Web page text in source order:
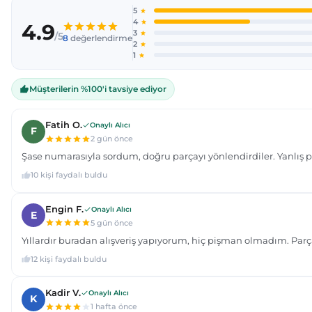
Ürün açıklamasında eksik bilgiler bulunuyor.
Ürün bilgilerinde hatalar bulunuyor.
Ürün fiyatı diğer sitelerden daha pahalı.
Bu ürüne benzer farklı alternatifler olmalı.